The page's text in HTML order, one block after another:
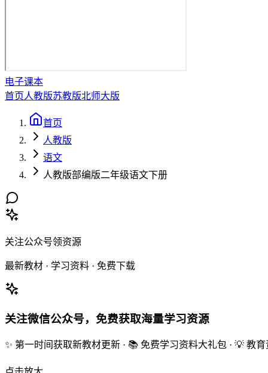
电子课本
首页人教版苏教版北师大版
首页
人教版
语文
人教版部编版二年级语文下册
关注公众号领资源
最新教材 · 学习资料 · 免费下载
关注微信公众号，免费获取海量学习资源
✨ 第一时间获取新教材更新 · 📚 免费学习资料大礼包 · 💡 教